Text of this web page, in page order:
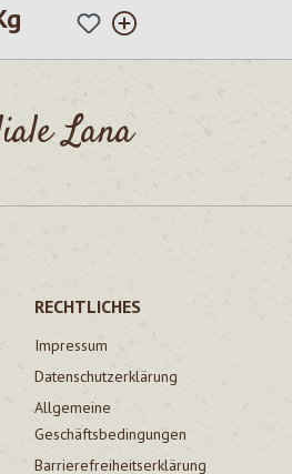
Lana
RECHTLICHES
Impressum
Datenschutzerklärung
Allgemeine
Geschäftsbedingungen
Barrierefreiheitserklärung